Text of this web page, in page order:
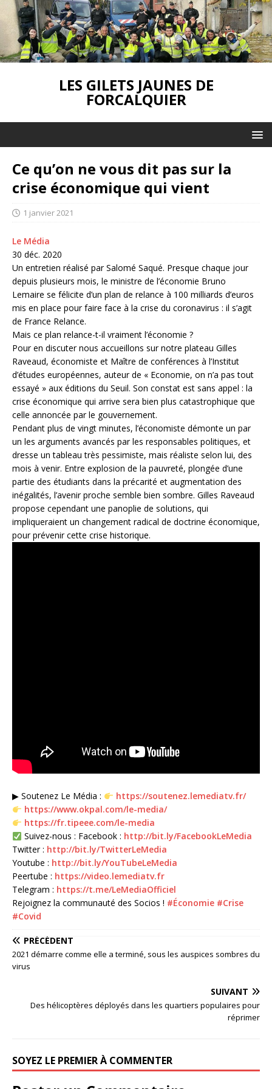
LES GILETS JAUNES DE
FORCALQUIER
Ce qu’on ne vous dit pas sur la
crise économique qui vient
1 janvier 2021
Le Média
30 déc. 2020
Un entretien réalisé par Salomé Saqué. Presque chaque jour
depuis plusieurs mois, le ministre de l’économie Bruno
Lemaire se félicite d’un plan de relance à 100 milliards d’euros
mis en place pour faire face à la crise du coronavirus : il s’agit
de France Relance.
Mais ce plan relance-t-il vraiment l’économie ?
Pour en discuter nous accueillons sur notre plateau Gilles
Raveaud, économiste et Maître de conférences à l’Institut
d’études européennes, auteur de « Economie, on n’a pas tout
essayé » aux éditions du Seuil. Son constat est sans appel : la
crise économique qui arrive sera bien plus catastrophique que
celle annoncée par le gouvernement.
Pendant plus de vingt minutes, l’économiste démonte un par
un les arguments avancés par les responsables politiques, et
dresse un tableau très pessimiste, mais réaliste selon lui, des
mois à venir. Entre explosion de la pauvreté, plongée d’une
partie des étudiants dans la précarité et augmentation des
inégalités, l’avenir proche semble bien sombre. Gilles Raveaud
propose cependant une panoplie de solutions, qui
impliqueraient un changement radical de doctrine économique,
pour prévenir cette crise historique.
▶ Soutenez Le Média :
https://soutenez.lemediatv.fr/
https://www.okpal.com/le-media/
https://fr.tipeee.com/le-media
Suivez-nous : Facebook : http://bit.ly/FacebookLeMedia
Twitter : http://bit.ly/TwitterLeMedia
Youtube : http://bit.ly/YouTubeLeMedia
Peertube : https://video.lemediatv.fr
Telegram : https://t.me/LeMediaOfficiel
Rejoignez la communauté des Socios ! #Économie #Crise
#Covid
PRÉCÉDENT
2021 démarre comme elle a terminé, sous les auspices sombres du
virus
SUIVANT
Des hélicoptères déployés dans les quartiers populaires pour
réprimer
SOYEZ LE PREMIER À COMMENTER